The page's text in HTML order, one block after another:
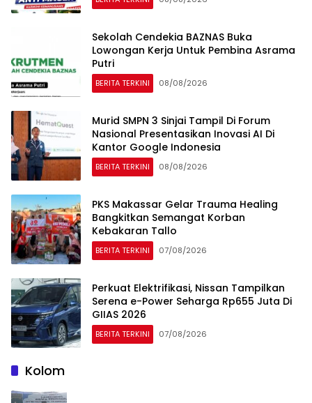
Sekolah Cendekia BAZNAS Buka
Lowongan Kerja Untuk Pembina Asrama
Putri
BERITA TERKINI 08/08/2026
Murid SMPN 3 Sinjai Tampil Di Forum
Nasional Presentasikan Inovasi AI Di
Kantor Google Indonesia
BERITA TERKINI 08/08/2026
PKS Makassar Gelar Trauma Healing
Bangkitkan Semangat Korban
Kebakaran Tallo
BERITA TERKINI 07/08/2026
Perkuat Elektrifikasi, Nissan Tampilkan
Serena e-Power Seharga Rp655 Juta Di
GIIAS 2026
BERITA TERKINI 07/08/2026
Kolom